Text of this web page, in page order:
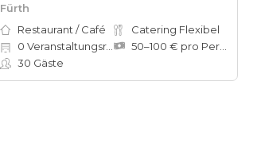
Fürth
Restaurant / Café
Catering Flexibel
0 Veranstaltungsräume
30 Gäste